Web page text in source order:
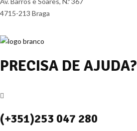
4715-213 Braga
PRECISA DE AJUDA?
(+351)253 047 280